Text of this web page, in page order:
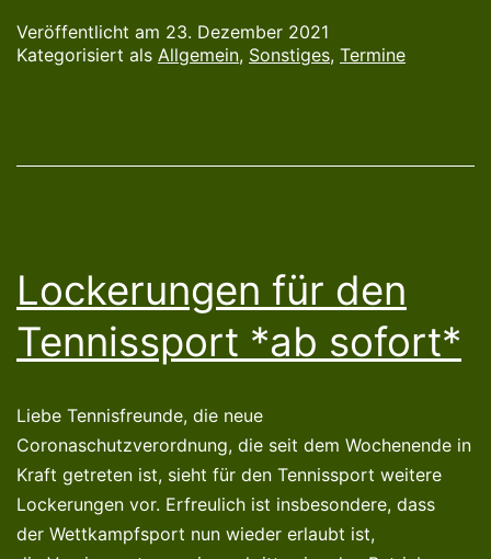
Veröffentlicht am 23. Dezember 2021
Kategorisiert als Allgemein, Sonstiges, Termine
Lockerungen für den
Tennissport *ab sofort*
Liebe Tennisfreunde, die neue
Coronaschutzverordnung, die seit dem Wochenende in
Kraft getreten ist, sieht für den Tennissport weitere
Lockerungen vor. Erfreulich ist insbesondere, dass
der Wettkampfsport nun wieder erlaubt ist,